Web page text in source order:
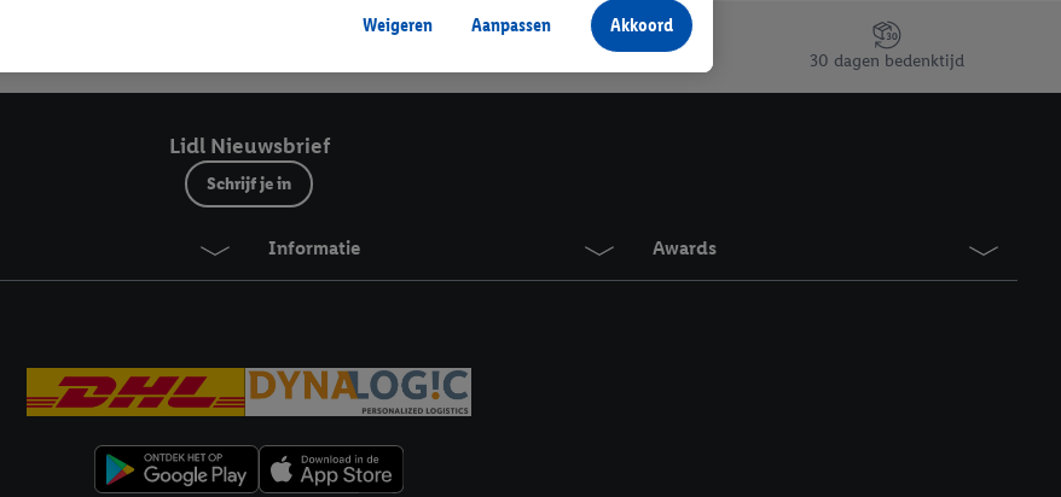
30 dagen bedenktijd
Lidl Nieuwsbrief
Schrijf je in
Informatie Awards
geeft, dan kunnen retargeting advertenties worden weergegeven voor producten waarin je
(bijvoorbeeld door het product in een winkelmandje van een online winkel te plaatsen
als verschillende eindapparaten en Lidl-diensten, met behulp van jouw gehashte e-
andere identifiers of met identifiers waarover Criteo S.A. beschikt, aan jou kunnen worden
Verder kan je er meer informatie vinden over de gegevensverwerking.
kies je voor de optie dat er enkel technisch noodzakelijke cookies en vergelijkbare
stem je in met alle verwerkingen voor alle bovengenoemde doeleinden. Meer informatie,
van de gegevens en je recht om jouw toestemming op elk gewenst moment in te
.Je vindt de impressum voor de Lidl website hier.Klik
Weigeren Aanpassen Akkoord